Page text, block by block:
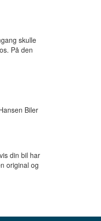
skulle
På den
Biler
din bil har
original og